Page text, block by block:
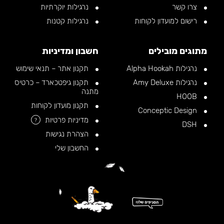
צרו קשר
רישום למועדון לקוחות
נרגילות יוקרתיות
נרגילות קטנות
מתוגים מובילים
נרגילות Alpha Hookah
נרגילות Amy Deluxe
חשבון ומדיניות
תקנון אתר – תנאי שימוש
תקנון גיפטכארד – כרטיס
מתנה
תקנון מועדון לקוחות
מדיניות פרטיות
?
הצהרת נגישות
החשבון שלי